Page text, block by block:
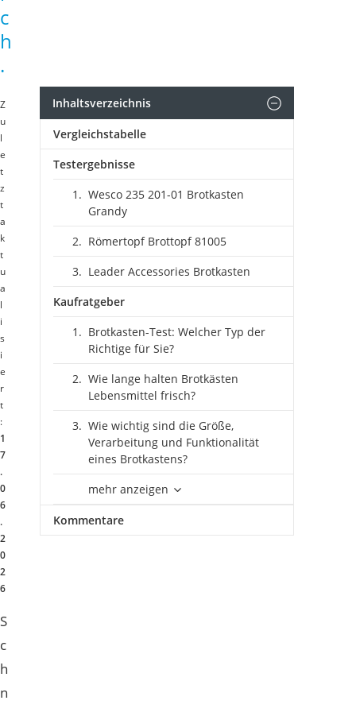
c
h
.
Z
u
l
e
t
z
t
a
k
t
u
a
l
i
s
i
e
r
t
:
1
7
.
0
6
.
2
0
2
6
S
c
h
n
Inhaltsverzeichnis
Vergleichstabelle
Testergebnisse
Wesco 235 201-01 Brotkasten
Grandy
Römertopf Brottopf 81005
Leader Accessories Brotkasten
Kaufratgeber
Brotkasten-Test: Welcher Typ der
Richtige für Sie?
Wie lange halten Brotkästen
Lebensmittel frisch?
Wie wichtig sind die Größe,
Verarbeitung und Funktionalität
eines Brotkastens?
mehr anzeigen
Kommentare